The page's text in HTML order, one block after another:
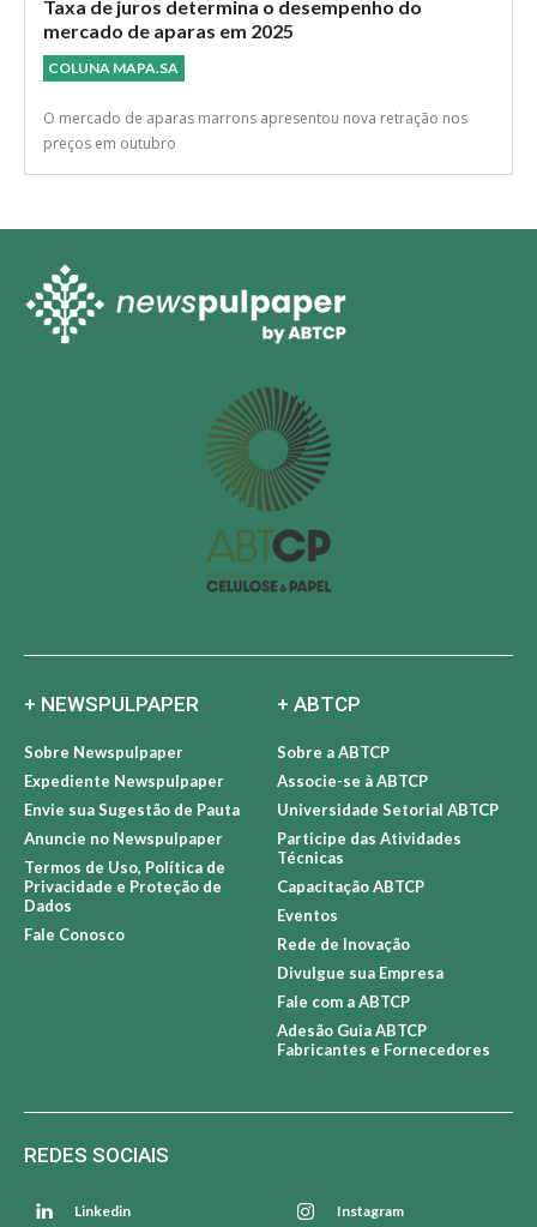
Taxa de juros determina o desempenho do
COLUNA MAPA.SA
O mercado de aparas marrons apresentou nova retração nos
+ NEWSPULPAPER
Sobre Newspulpaper
Expediente Newspulpaper
Envie sua Sugestão de Pauta
Anuncie no Newspulpaper
Termos de Uso, Política de
Privacidade e Proteção de
+ ABTCP
Sobre a ABTCP
Associe-se à ABTCP
Universidade Setorial ABTCP
Participe das Atividades
Técnicas
Capacitação ABTCP
Eventos
Rede de Inovação
Divulgue sua Empresa
Fale com a ABTCP
Fabricantes e Fornecedores
REDES SOCIAIS